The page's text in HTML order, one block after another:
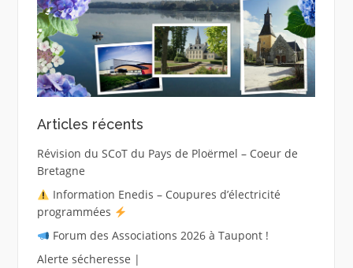
Articles récents
Révision du SCoT du Pays de Ploërmel – Coeur de
Bretagne
Information Enedis – Coupures d’électricité
programmées
Forum des Associations 2026 à Taupont !
Alerte sécheresse |